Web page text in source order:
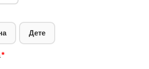
Дете
*